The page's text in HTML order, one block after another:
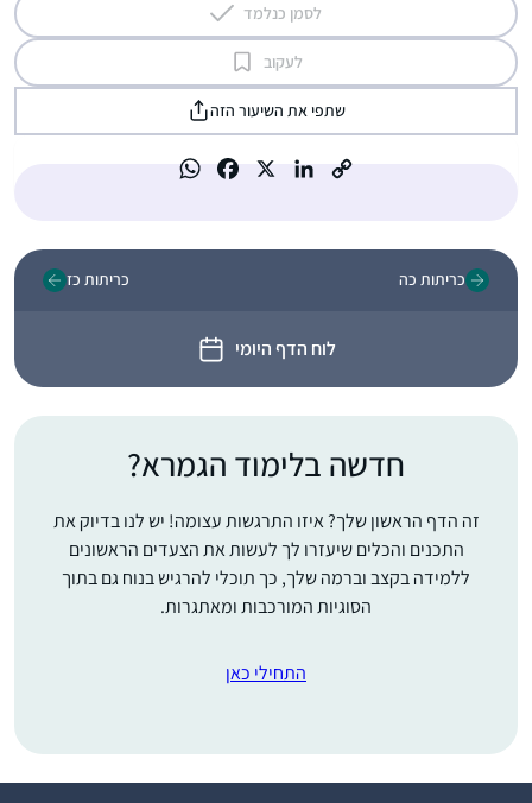
לסמן כנלמד
לעקוב
שתפי את השיעור הזה
כריתות כה
לוח הדף היומי
כריתות כז
חדשה בלימוד הגמרא?
זה הדף הראשון שלך? איזו התרגשות עצומה! יש לנו בדיוק את
התכנים והכלים שיעזרו לך לעשות את הצעדים הראשונים
ללמידה בקצב וברמה שלך, כך תוכלי להרגיש בנוח גם בתוך
הסוגיות המורכבות ומאתגרות.
התחילי כאן